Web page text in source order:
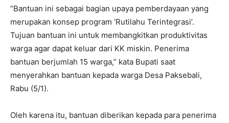
“Bantuan ini sebagai bagian upaya pemberdayaan yang
merupakan konsep program ‘Rutilahu Terintegrasi’.
Tujuan bantuan ini untuk membangkitkan produktivitas
warga agar dapat keluar dari KK miskin. Penerima
bantuan berjumlah 15 warga,” kata Bupati saat
menyerahkan bantuan kepada warga Desa Paksebali,
Rabu (5/1).
Oleh karena itu, bantuan diberikan kepada para penerima